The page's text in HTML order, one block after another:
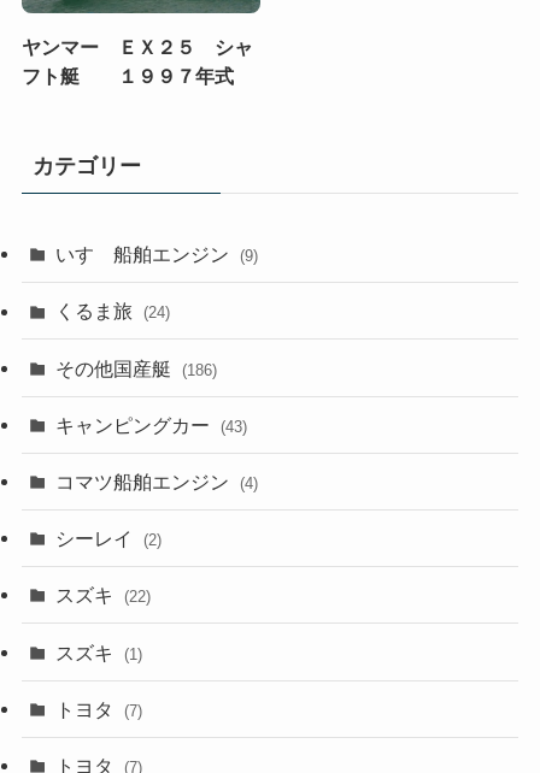
ヤンマー ＥＸ２５ シャ
フト艇 １９９７年式
カテゴリー
いすゞ船舶エンジン (9)
くるま旅 (24)
その他国産艇 (186)
キャンピングカー (43)
コマツ船舶エンジン (4)
シーレイ (2)
スズキ (22)
スズキ (1)
トヨタ (7)
トヨタ (7)